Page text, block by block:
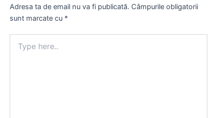
Adresa ta de email nu va fi publicată. Câmpurile obligatorii
sunt marcate cu *
here..